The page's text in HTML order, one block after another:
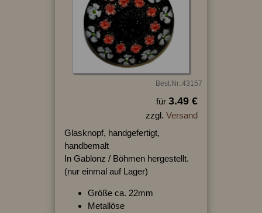
Best.Nr.:43157
für 3.49 €
zzgl. Versand
Glasknopf, handgefertigt,
handbemalt
In Gablonz / Böhmen hergestellt.
(nur einmal auf Lager)
Größe ca. 22mm
Metallöse